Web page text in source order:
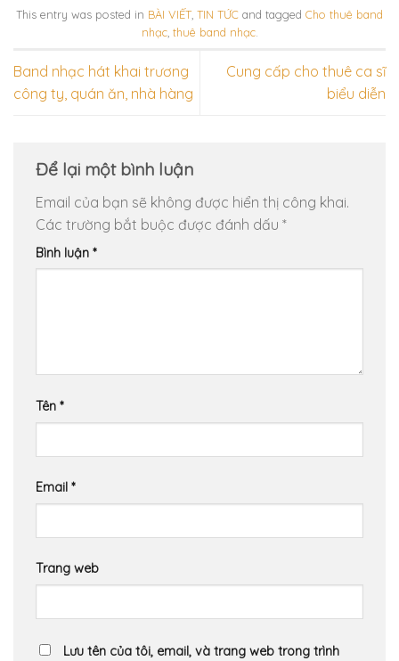
This entry was posted in BÀI VIẾT, TIN TỨC and tagged Cho thuê band
nhạc, thuê band nhạc.
Band nhạc hát khai trương
công ty, quán ăn, nhà hàng
Cung cấp cho thuê ca sĩ
biểu diễn
Để lại một bình luận
Email của bạn sẽ không được hiển thị công khai.
Các trường bắt buộc được đánh dấu *
Bình luận *
Tên *
Email *
Trang web
Lưu tên của tôi, email, và trang web trong trình